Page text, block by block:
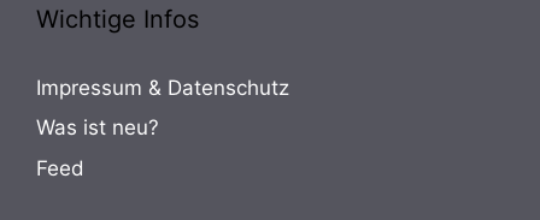
Wichtige Infos
Impressum & Datenschutz
Was ist neu?
Feed